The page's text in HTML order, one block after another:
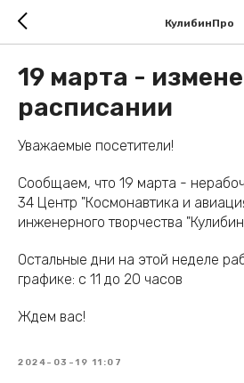
КулибинПро
19 марта -
расписании
Уважаемые посетители!
Сообщаем, что 19 марта -
34 Центр "Космонавтика и
инженерного творчества
Остальные дни на этой неделе
графике: с 11 до 20 часов
Ждем вас!
2024-03-19 11:07